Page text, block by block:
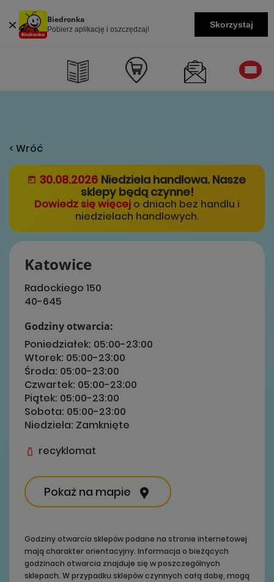
Biedronka
Pobierz aplikację i oszczędzaj! Skorzystaj
< Wróć
30.08.2026 Niedziela handlowa. Nasze
sklepy będą czynne!
Dowiedz się więcej o dniach bez handlu i
niedzielach handlowych.
Katowice
Radockiego 150
40-645
Godziny otwarcia:
Poniedziałek: 05:00-23:00
Wtorek: 05:00-23:00
Środa: 05:00-23:00
Czwartek: 05:00-23:00
Piątek: 05:00-23:00
Sobota: 05:00-23:00
Niedziela: Zamknięte
recyklomat
Pokaż na mapie
Godziny otwarcia sklepów podane na stronie internetowej
mają charakter orientacyjny. Informacja o bieżących
godzinach otwarcia znajduje się w poszczególnych
sklepach. W przypadku sklepów czynnych całą dobę, mogą